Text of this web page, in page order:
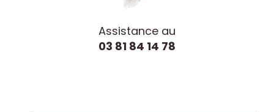
Assistance au
03 81 84 14 78